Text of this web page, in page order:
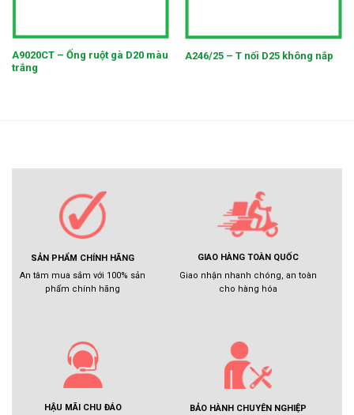
A9020CT – Ống ruột gà D20 màu
trắng
A246/25 – T nối D25 không nắp
SẢN PHẨM CHÍNH HÃNG
An tâm mua sắm với 100% sản
phẩm chính hãng
GIAO HÀNG TOÀN QUỐC
Giao nhận nhanh chóng, an toàn
cho hàng hóa
HẬU MÃI CHU ĐÁO
BẢO HÀNH CHUYÊN NGHIỆP